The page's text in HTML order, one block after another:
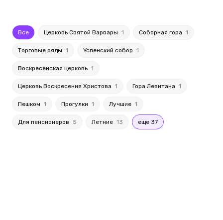
Все Церковь Святой Варвары 1 Соборная гора 1
Торговые ряды 1 Успенский собор 1
Воскресенская церковь 1
Церковь Воскресения Христова 1 Гора Левитана 1
Пешком 1 Прогулки 1 Лучшие 1
Для пенсионеров 5 Летние 13 еще 37